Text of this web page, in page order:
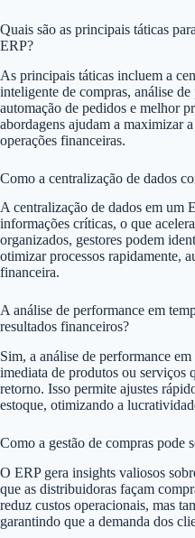
Quais são as principais táticas
ERP?
As principais táticas incluem a
inteligente de compras, análise
automação de pedidos e melhor
abordagens ajudam a maximizar
operações financeiras.
Como a centralização de dados
A centralização de dados em um
informações críticas, o que
organizados, gestores podem
otimizar processos rapidamente,
financeira.
A análise de performance em
resultados financeiros?
Sim, a análise de performance
imediata de produtos ou serviços
retorno. Isso permite ajustes
estoque, otimizando a
Como a gestão de compras pode
O ERP gera insights valiosos
que as distribuidoras façam
reduz custos operacionais, mas
garantindo que a demanda dos